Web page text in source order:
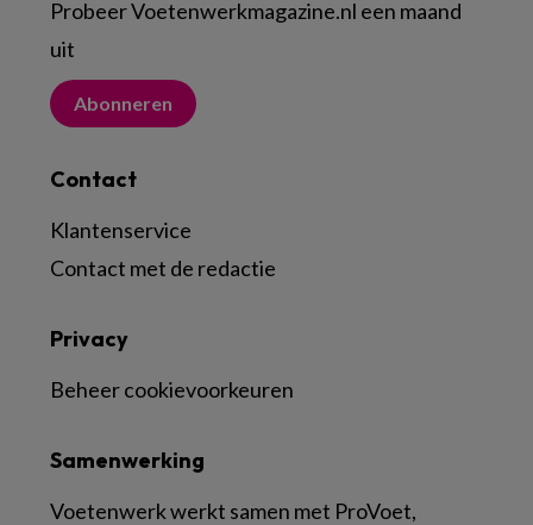
Probeer Voetenwerkmagazine.nl een maand
uit
Abonneren
Contact
Klantenservice
Contact met de redactie
Samenwerking
Voetenwerk werkt samen met ProVoet,
Privacy
Beheer cookievoorkeuren